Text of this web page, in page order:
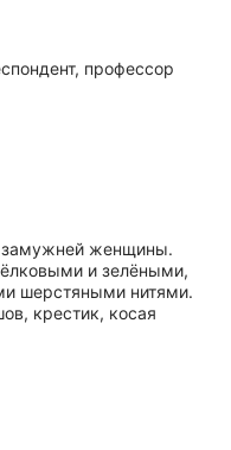
профессор
замужней женщины.
и зелёными,
шерстяными нитями.
крестик, косая